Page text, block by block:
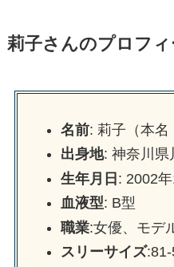
莉子さんのプロフ
名前: 莉子（本名
出身地: 神奈川県
生年月日 : 2002
血液型: B型
職業:女優、モデ
スリーサイズ